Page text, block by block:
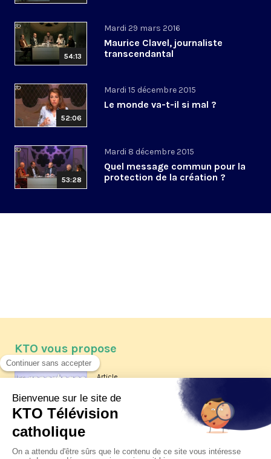
54:13
Mardi 29 mars 2016
Maurice Clavel, journaliste
transcendantal
52:06
Mardi 15 décembre 2015
Le monde va-t-il si mal ?
53:28
Mardi 8 décembre 2015
Quel message commun pour la
protection de la création ?
KTO vous propose
Article
Les reportages d'été 2026 de KTO
La visite pastorale du pape Léon
XIV à Assise à suivre sur KTO le